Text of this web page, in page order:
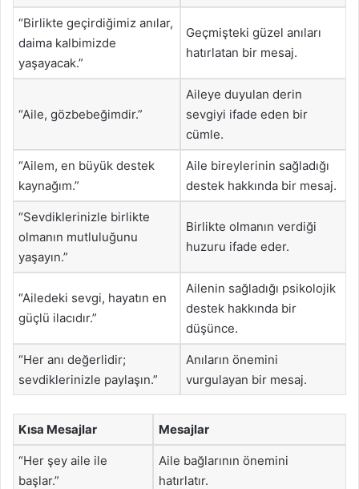
“Birlikte geçirdiğimiz anılar,
daima kalbimizde
yaşayacak.”
Geçmişteki güzel anıları
hatırlatan bir mesaj.
“Aile, gözbebeğimdir.”
Aileye duyulan derin
sevgiyi ifade eden bir
cümle.
“Ailem, en büyük destek
kaynağım.”
Aile bireylerinin sağladığı
destek hakkında bir mesaj.
“Sevdiklerinizle birlikte
olmanın mutluluğunu
yaşayın.”
Birlikte olmanın verdiği
huzuru ifade eder.
“Ailedeki sevgi, hayatın en
güçlü ilacıdır.”
Ailenin sağladığı psikolojik
destek hakkında bir
düşünce.
“Her anı değerlidir;
sevdiklerinizle paylaşın.”
Anıların önemini
vurgulayan bir mesaj.
Kısa Mesajlar Mesajlar
“Her şey aile ile
başlar.”
Aile bağlarının önemini
hatırlatır.